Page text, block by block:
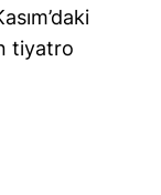
tiyatro